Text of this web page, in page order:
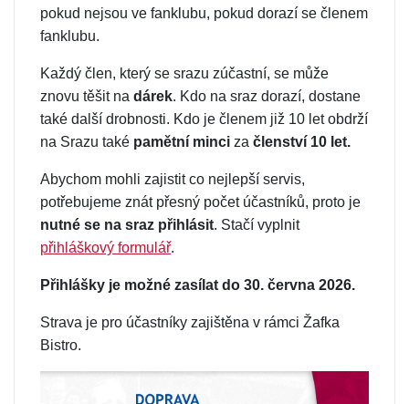
pokud nejsou ve fanklubu, pokud dorazí se členem
fanklubu.
Každý člen, který se srazu zúčastní, se může
znovu těšit na dárek. Kdo na sraz dorazí, dostane
také další drobnosti. Kdo je členem již 10 let obdrží
na Srazu také pamětní minci za členství 10 let.
Abychom mohli zajistit co nejlepší servis,
potřebujeme znát přesný počet účastníků, proto je
nutné se na sraz přihlásit. Stačí vyplnit
přihláškový formulář.
Přihlášky je možné zasílat do 30. června 2026.
Strava je pro účastníky zajištěna v rámci Žafka
Bistro.